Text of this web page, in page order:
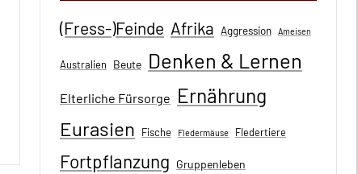
(Fress-)Feinde Afrika Aggression Ameisen
Australien Beute Denken & Lernen
Elterliche Fürsorge Ernährung
Eurasien Fische Fledermäuse Fledertiere
Fortpflanzung Gruppenleben